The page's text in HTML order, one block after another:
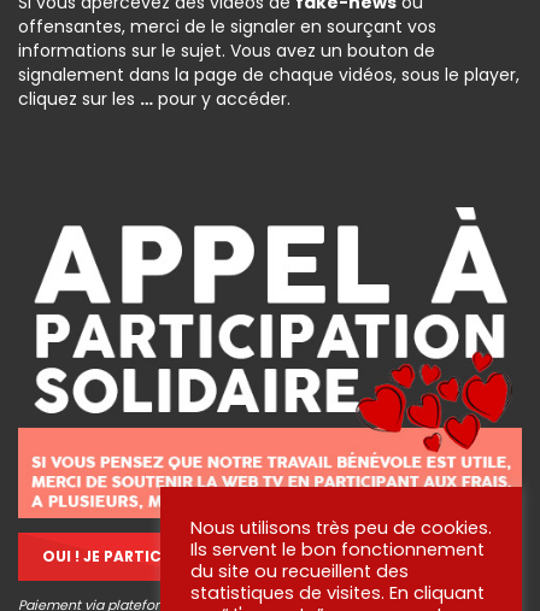
offensantes, merci de le signaler en sourçant vos
informations sur le sujet. Vous avez un bouton de
signalement dans la page de chaque vidéos, sous le player,
cliquez sur les … pour y accéder.
OUI ! JE PARTICIPE !
Paiement via plateforme sécurisé STRIPE, aucune information bancaire ne
Nous utilisons très peu de cookies.
Ils servent le bon fonctionnement
du site ou recueillent des
statistiques de visites. En cliquant